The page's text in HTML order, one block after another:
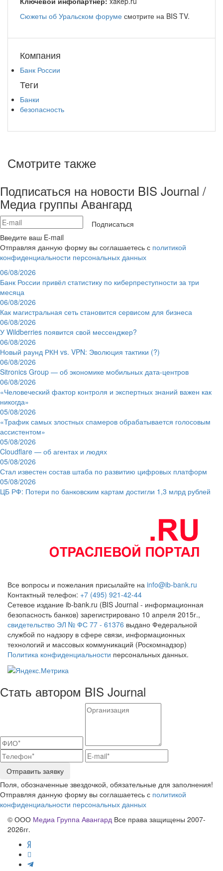
Сюжеты об Уральском форуме смотрите на BIS TV.
Компания
Банк России
Теги
Банки
безопасность
Смотрите также
Подписаться на новости BIS Journal /
Медиа группы Авангард
Подписаться
Введите ваш E-mail
Отправляя данную форму вы соглашаетесь с политикой
конфиденциальности персональных данных
06/08/2026
Банк России привёл статистику по киберпреступности за три
месяца
06/08/2026
Как магистральная сеть становится сервисом для бизнеса
06/08/2026
У Wildberries появится свой мессенджер?
06/08/2026
Новый раунд РКН vs. VPN: Эволюция тактики (?)
06/08/2026
Sitronics Group — об экономике мобильных дата-центров
06/08/2026
«Человеческий фактор контроля и экспертных знаний важен как
никогда»
05/08/2026
«Трафик самых злостных спамеров обрабатывается голосовым
ассистентом»
05/08/2026
Cloudflare — об агентах и людях
05/08/2026
Стал известен состав штаба по развитию цифровых платформ
05/08/2026
ЦБ РФ: Потери по банковским картам достигли 1,3 млрд рублей
Все вопросы и пожелания присылайте на info@ib-bank.ru
Контактный телефон: +7 (495) 921-42-44
Сетевое издание ib-bank.ru (BIS Journal - информационная
безопасность банков) зарегистрировано 10 апреля 2015г.,
свидетельство ЭЛ № ФС 77 - 61376 выдано Федеральной
службой по надзору в сфере связи, информационных
технологий и массовых коммуникаций (Роскомнадзор)
Политика конфиденциальности персональных данных.
Стать автором BIS Journal
Отправить заявку
Поля, обозначенные звездочкой, обязательные для заполнения!
Отправляя данную форму вы соглашаетесь с политикой
конфиденциальности персональных данных
© ООО Медиа Группа Авангард Все права защищены 2007-
2026гг.